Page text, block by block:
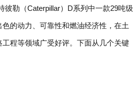
彼勒（Caterpillar）D系列中一款29吨级
的动力、可靠性和燃油经济性，在土
程等领域广受好评。下面从几个关键